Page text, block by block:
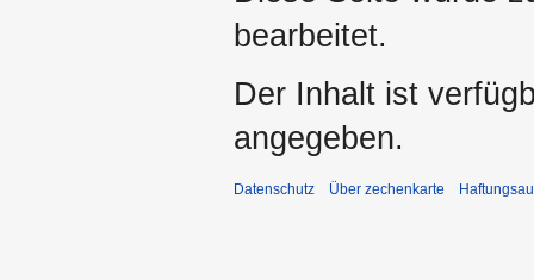
bearbeitet.
Der Inhalt ist
angegeben.
Datenschutz Über zechenkarte